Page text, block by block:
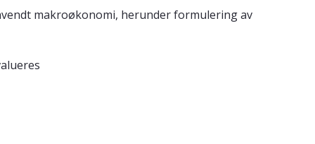
makroøkonomi, herunder formulering av